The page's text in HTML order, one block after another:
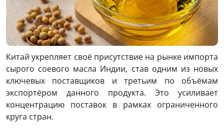
Китай укрепляет своё присутствие на рынке импорта
сырого соевого масла Индии, став одним из новых
ключевых поставщиков и третьим по объёмам
экспортёром данного продукта. Это усиливает
концентрацию поставок в рамках ограниченного
круга стран.